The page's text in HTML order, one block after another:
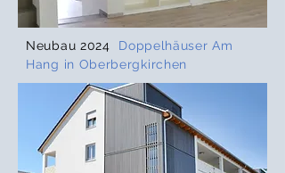
Neubau 2024
Doppelhäuser Am
Hang in Oberbergkirchen